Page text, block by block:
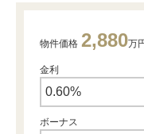
物件価格 2,880万
金利
ボーナス